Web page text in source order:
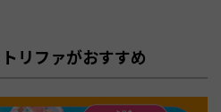
リファがおすすめ